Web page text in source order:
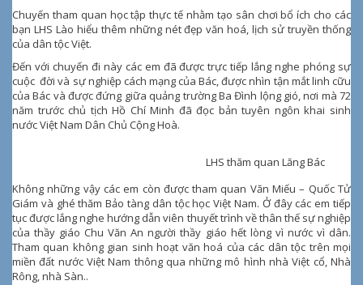
Chuyến tham quan học tập thực tế nhằm tạo sân chơi bổ ích cho các
bạn LHS Lào hiểu thêm những nét đẹp văn hoá, lịch sử truyền thống
của dân tộc Việt.
Đến với chuyến đi này các em đã được trực tiếp lắng nghe phóng sự
cuộc đời và sự nghiệp cách mạng của Bác, được nhìn tận mắt linh cữu
của Bác và được đứng giữa quảng trường Ba Đình lộng gió, nơi mà 72
năm trước chủ tịch Hồ Chí Minh đã đọc bản tuyên ngôn khai sinh
nước Việt Nam Dân Chủ Cộng Hoà.
LHS thăm quan Lăng Bác
Không những vậy các em còn được tham quan Văn Miếu – Quốc Tử
Giám và ghé thăm Bảo tàng dân tộc học Việt Nam. Ở đây các em tiếp
tục được lắng nghe hướng dẫn viên thuyết trình về thân thế sự nghiệp
của thầy giáo Chu Văn An người thầy giáo hết lòng vì nước vì dân.
Tham quan không gian sinh hoạt văn hoá của các dân tộc trên mọi
miền đất nước Việt Nam thông qua những mô hình nhà Việt cổ, Nhà
Rông, nhà Sàn..